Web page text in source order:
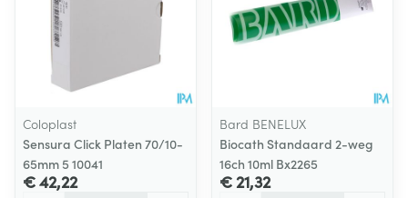
Coloplast
Sensura Click Platen 70/10-
65mm 5 10041
€ 42,22
Bard BENELUX
Biocath Standaard 2-weg
16ch 10ml Bx2265
€ 21,32